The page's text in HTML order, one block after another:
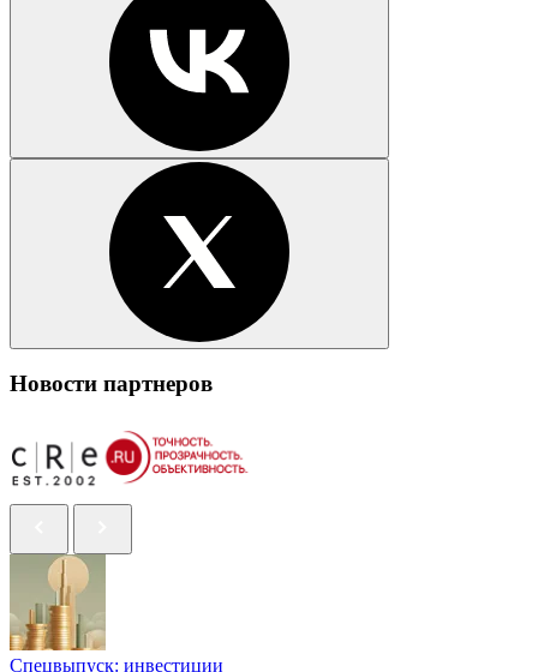
Новости партнеров
Спецвыпуск: инвестиции